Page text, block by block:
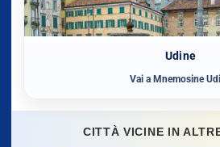
Udine
Vai a Mnemosine
CITTÀ VICINE IN